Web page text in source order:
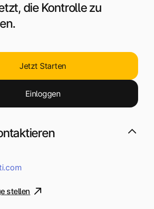
die Kontrolle zu
Jetzt Starten
Einloggen
stellen